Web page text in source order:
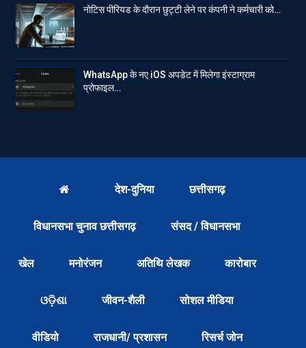
नोटिस पीरियड के दौरान छुट्टी लेने पर कंपनी ने कर्मचारी को…
WhatsApp के नए iOS अपडेट में मिलेगा इंस्टाग्राम
प्रोफाइल…
देश-दुनिया छत्तीसगढ़
विधानसभा चुनाव छत्तीसगढ़ संसद / विधानसभा
खेल मनोरंजन अतिथि लेखक कारोबार
ଓଡ଼ିଶା जीवन-शैली सोशल मीडिया
वीडियो राजधानी/ प्रशासन रिसर्च जोन